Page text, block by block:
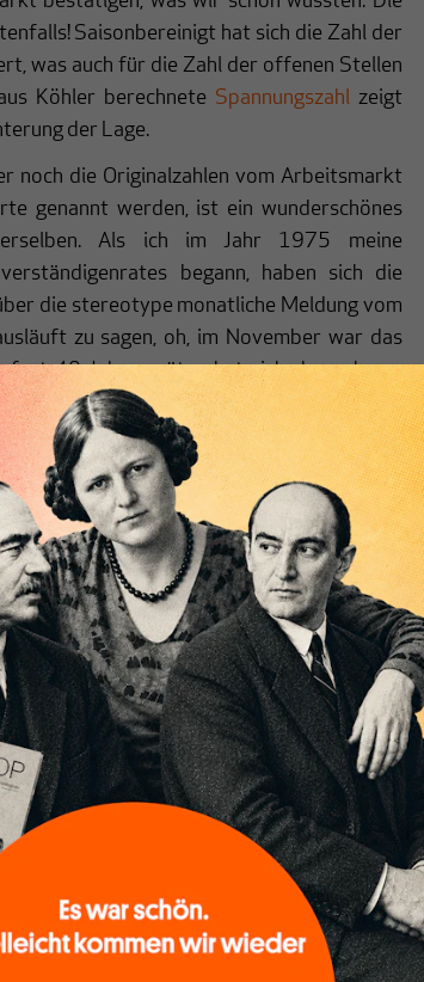
Saisonbereinigt hat sich die Zahl der
was auch für die Zahl der offenen Stellen
Köhler berechnete Spannungszahlzeigt
der Lage.
noch die Originalzahlen vom Arbeitsmarkt
genannt werden, ist ein wunderschönes
Als ich im Jahr 1975 meine
begann, haben sich die
die stereotype monatliche Meldung vom
zu sagen, oh, im November war das
40 Jahre später, hat sich daran kaum
so weiter machen, werden noch einmal
vom Arbeitsmarkt als interessante
die Redakteure, die so etwas zu Papier
wissen, an wie vielen Stellen sie direkt
(weil, wie bei Industrieproduktion
herausgegeben werden) und mit der
wie das Wetter vom Arbeitsmarkt.
von allein!
Wir verlassen die journalistische
Filterblase, in der sich viele eingerichtet
haben. Wir öffnen Fenster und bringen